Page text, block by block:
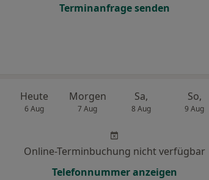
Terminanfrage senden
Heute
6 Aug
Morgen
7 Aug
Sa,
8 Aug
So,
9 Aug
Online-Terminbuchung nicht verfügbar
Telefonnummer anzeigen